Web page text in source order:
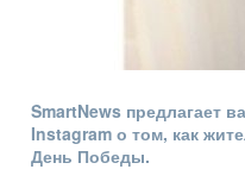
SmartNews предлагает
Instagram о том, как
День Победы.